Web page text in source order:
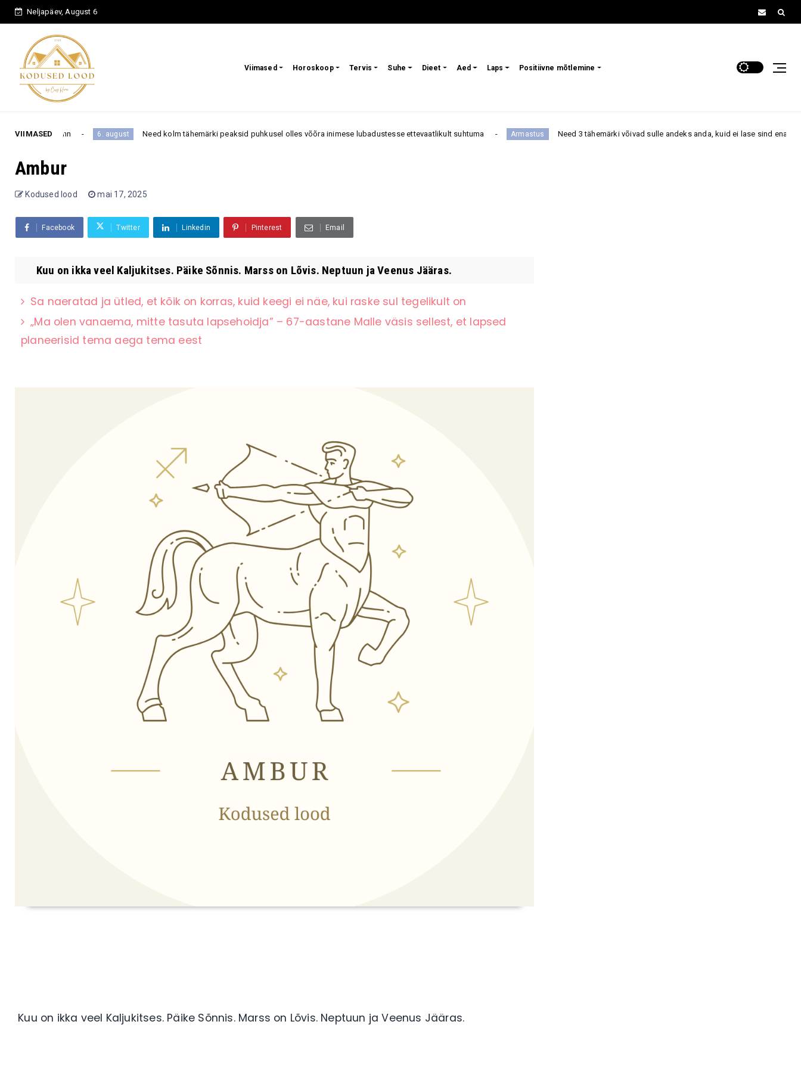
Neljapäev, August 6
Viimased Horoskoop Tervis Suhe Dieet Aed Laps Positiivne mõtlemine
VIIMASED
õnn 6. august Need kolm tähemärki peaksid puhkusel olles võõra inimese lubadustesse ettevaatlikult suhtuma Armastus Need 3 tähemärki võivad sulle andeks anda, kuid ei lase sind enam oma ellu
Ambur
Kodused lood mai 17, 2025
Facebook Twitter Linkedin Pinterest Email
Kuu on ikka veel Kaljukitses. Päike Sõnnis. Marss on Lõvis. Neptuun ja Veenus Jääras.
Sa naeratad ja ütled, et kõik on korras, kuid keegi ei näe, kui raske sul tegelikult on
„Ma olen vanaema, mitte tasuta lapsehoidja” – 67-aastane Malle väsis sellest, et lapsed
planeerisid tema aega tema eest
Kuu on ikka veel Kaljukitses. Päike Sõnnis. Marss on Lõvis. Neptuun ja Veenus Jääras.